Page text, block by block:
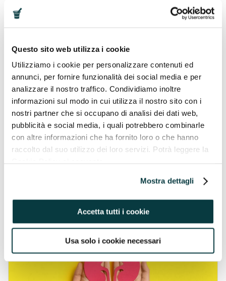
Questo sito web utilizza i cookie
Utilizziamo i cookie per personalizzare contenuti ed
annunci, per fornire funzionalità dei social media e per
analizzare il nostro traffico. Condividiamo inoltre
informazioni sul modo in cui utilizza il nostro sito con i
nostri partner che si occupano di analisi dei dati web,
pubblicità e social media, i quali potrebbero combinarle
con altre informazioni che ha fornito loro o che hanno
raccolto dal suo utilizzo dei loro servizi. Potrà leggere la
Mostra dettagli
Accetta tutti i cookie
Usa solo i cookie necessari
08/09/2025
Come riacquistare energia mentale
Soffri di stanchezza fisica e mentale con l’arrivo del
caldo? Ogni estate ti ritrovi a dover affrontare sempre
BENESSERE PSICOFISICO